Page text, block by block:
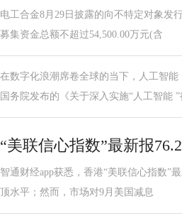
电工合金8月29日披露的向不特定对象发
募集资金总额不超过54,500.00万元(含
在数字化浪潮席卷全球的当下，人工智
国务院发布的《关于深入实施“人工智能 ”
“美联信心指数”最新报
智通财经app获悉，香港“美联信心指数”
顶水平；然而，市场对9月美国减息